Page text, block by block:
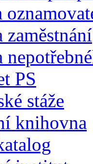
zaměstnání
PS
stáže
knihovna